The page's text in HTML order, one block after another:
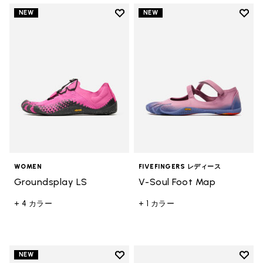
NEW
Add to wishlist
WOMEN
Groundsplay LS
+ 4 カラー
NEW
Add
FIVEFINGERS レディース
V-Soul Foot Map
+ 1 カラー
NEW
Add to wishlist
Add